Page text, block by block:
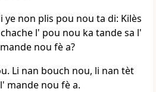
ye non plis pou nou ta di: Kilès
l' pou nou ka tande sa l'
nou fè a?
Li nan bouch nou, li nan tèt
mande nou fè a.